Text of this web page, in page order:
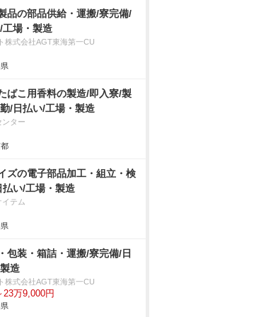
品の部品供給・運搬/寮完備/
工場・製造
株式会社AGT東海第一CU
ばこ用香料の製造/即入寮/製
/日払い/工場・製造
ンター
ズの電子部品加工・組立・検
い/工場・製造
テム
包装・箱詰・運搬/寮完備/日
造
株式会社AGT東海第一CU
23万9,000円